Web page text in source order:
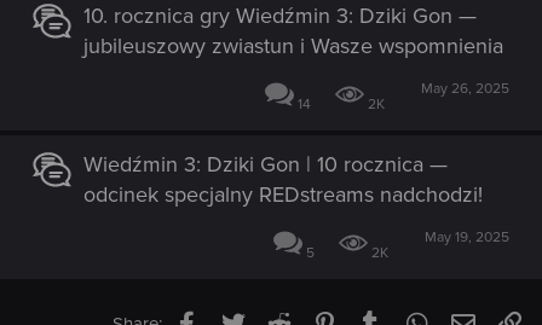
10. rocznica gry Wiedźmin 3: Dziki Gon —
jubileuszowy zwiastun i Wasze wspomnienia
14 2K
May 26, 2025
Wiedźmin 3: Dziki Gon | 10 rocznica —
odcinek specjalny REDstreams nadchodzi!
5 2K
May 19, 2025